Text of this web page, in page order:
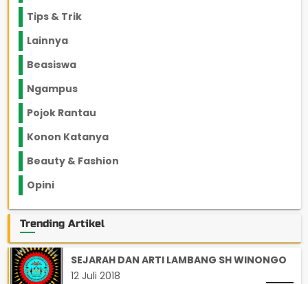
Tips & Trik
Lainnya
Beasiswa
Ngampus
Pojok Rantau
Konon Katanya
Beauty & Fashion
Opini
Trending Artikel
SEJARAH DAN ARTI LAMBANG SH WINONGO
12 Juli 2018